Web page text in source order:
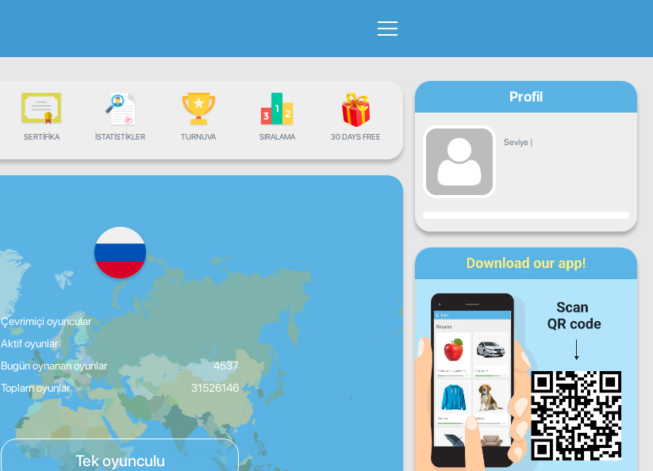
SERTIFIKA İSTATISTIKLER TURNUVA SIRALAMA 30 DAYS FREE
Çevrimiçi oyuncular
Aktif oyunlar
Bugün oynanan oyunlar
4537
Toplam oyunlar
31526146
Tek oyunculu
Profil
Seviye |
İlerleme
Ça Pe
Ct Pa
Günlük ilerleme
Aylık ilerleme